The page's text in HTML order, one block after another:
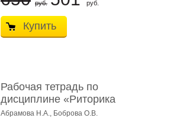
руб. руб.
Купить
Рабочая тетрадь по
дисциплине «Риторика
для ю� ...
Абрамова Н.А., Боброва О.В.